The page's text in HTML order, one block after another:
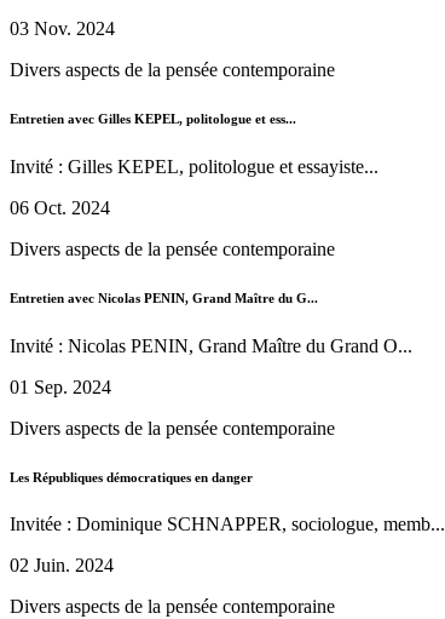
03 Nov. 2024
Divers aspects de la pensée contemporaine
Entretien avec Gilles KEPEL, politologue et ess...
Invité : Gilles KEPEL, politologue et essayiste...
06 Oct. 2024
Divers aspects de la pensée contemporaine
Entretien avec Nicolas PENIN, Grand Maître du G...
Invité : Nicolas PENIN, Grand Maître du Grand O...
01 Sep. 2024
Divers aspects de la pensée contemporaine
Les Républiques démocratiques en danger
Invitée : Dominique SCHNAPPER, sociologue, memb...
02 Juin. 2024
Divers aspects de la pensée contemporaine